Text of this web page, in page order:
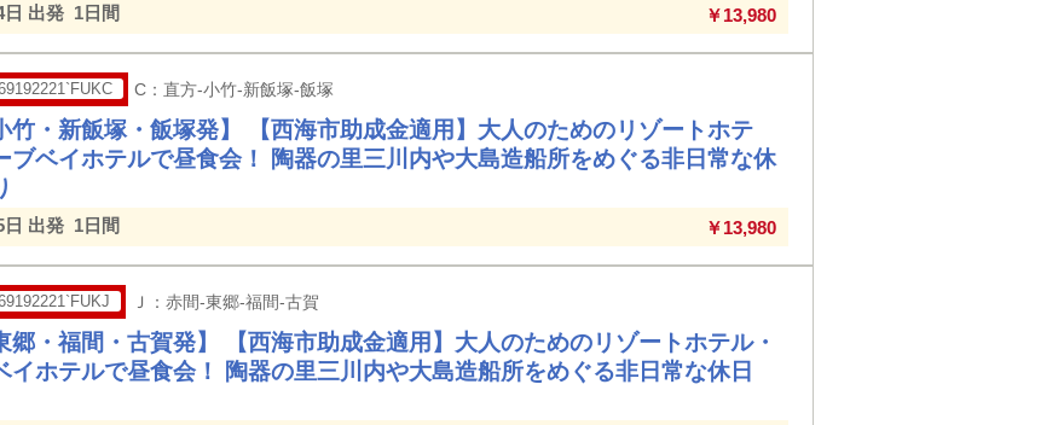
日 出発 1日間 ￥13,980
C：直方-小竹-新飯塚-飯塚
竹・新飯塚・飯塚発】 【西海市助成金適用】大人のためのリゾートホテ
ブベイホテルで昼食会！ 陶器の里三川内や大島造船所をめぐる非日常な休
日 出発 1日間 ￥13,980
Ｊ：赤間-東郷-福間-古賀
郷・福間・古賀発】 【西海市助成金適用】大人のためのリゾートホテル・
イホテルで昼食会！ 陶器の里三川内や大島造船所をめぐる非日常な休日